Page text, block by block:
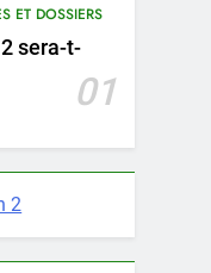
ET DOSSIERS
sera-t-
01
2